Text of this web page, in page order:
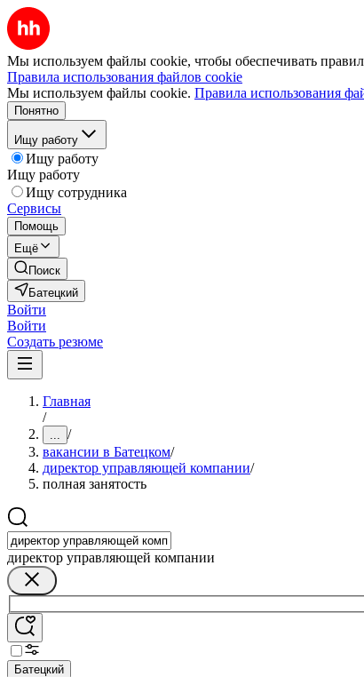
Мы используем файлы cookie, чтобы обеспечивать
Правила использования файлов cookie
Мы используем файлы cookie. Правила использования
Понятно
Ищу работу
Ищу работу
Ищу работу
Ищу сотрудника
Сервисы
Помощь
Ещё
Поиск
Батецкий
Войти
Войти
Создать резюме
Главная
/
... /
вакансии в Батецком/
директор управляющей компании/
полная занятость
директор управляющей компании
Батецкий